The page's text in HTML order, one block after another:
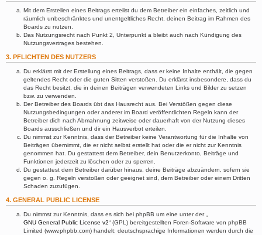
Mit dem Erstellen eines Beitrags erteilst du dem Betreiber ein einfaches, zeitlich und
räumlich unbeschränktes und unentgeltliches Recht, deinen Beitrag im Rahmen des
Boards zu nutzen.
Das Nutzungsrecht nach Punkt 2, Unterpunkt a bleibt auch nach Kündigung des
Nutzungsvertrages bestehen.
3. PFLICHTEN DES NUTZERS
Du erklärst mit der Erstellung eines Beitrags, dass er keine Inhalte enthält, die gegen
geltendes Recht oder die guten Sitten verstoßen. Du erklärst insbesondere, dass du
das Recht besitzt, die in deinen Beiträgen verwendeten Links und Bilder zu setzen
bzw. zu verwenden.
Der Betreiber des Boards übt das Hausrecht aus. Bei Verstößen gegen diese
Nutzungsbedingungen oder anderer im Board veröffentlichten Regeln kann der
Betreiber dich nach Abmahnung zeitweise oder dauerhaft von der Nutzung dieses
Boards ausschließen und dir ein Hausverbot erteilen.
Du nimmst zur Kenntnis, dass der Betreiber keine Verantwortung für die Inhalte von
Beiträgen übernimmt, die er nicht selbst erstellt hat oder die er nicht zur Kenntnis
genommen hat. Du gestattest dem Betreiber, dein Benutzerkonto, Beiträge und
Funktionen jederzeit zu löschen oder zu sperren.
Du gestattest dem Betreiber darüber hinaus, deine Beiträge abzuändern, sofern sie
gegen o. g. Regeln verstoßen oder geeignet sind, dem Betreiber oder einem Dritten
Schaden zuzufügen.
4. GENERAL PUBLIC LICENSE
Du nimmst zur Kenntnis, dass es sich bei phpBB um eine unter der „
GNU General Public License v2“ (GPL) bereitgestellten Foren-Software von phpBB
Limited (www.phpbb.com) handelt; deutschsprachige Informationen werden durch die